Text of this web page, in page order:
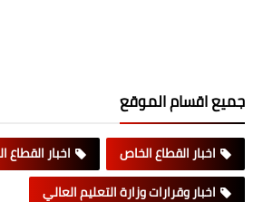
جميع اقسام الموقع
اخبار القطاع الخاص
اخبار القطاع
اخبار وقرارات وزارة التعليم العالي